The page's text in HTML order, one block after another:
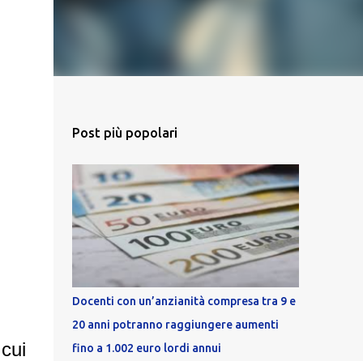
Post più popolari
Docenti con un’anzianità compresa tra 9 e
20 anni potranno raggiungere aumenti
fino a 1.002 euro lordi annui